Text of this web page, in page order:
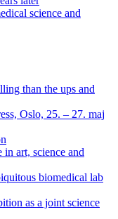
science and
than the ups and
Oslo, 25. – 27. maj
art, science and
biomedical lab
as a joint science